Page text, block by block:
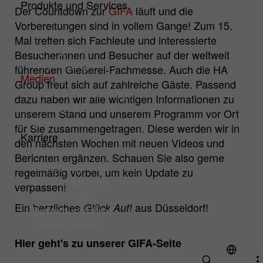
Produkte und Services
Produkte
Service
Spotlights
Verpackungen
Medien
News & Fachbeiträge
Messen & Events
Downloads
Karriere
Warum HA?
Stellenangebote
Berufserfahrene
Studierende
Bewerbungstipps
Der Countdown zurGIFA läuft und die
Vorbereitungen sind in vollem Gange! Zum 15.
Mal treffen sich Fachleute und interessierte
Besucherinnen und Besucher auf der weltweit
führenden Gießerei-Fachmesse. Auch die HA
Group freut sich auf zahlreiche Gäste. Passend
dazu haben wir alle wichtigen Informationen zu
unserem Stand und unserem Programm vor Ort
für Sie zusammengetragen. Diese werden wir in
den nächsten Wochen mit neuen Videos und
Berichten ergänzen. Schauen Sie also gerne
regelmäßig vorbei, um kein Update zu
verpassen!
Ein herzliches Glück Auf! aus Düsseldorf!
Hier geht's zu unserer GIFA-Seite
Name cookie_optin
Anbieter
Hüttenes-Albertus Chemische Werke
GmbH (HA Group)
Laufzeit 1 Jahr
Zweck
Zur dauerhaften Speicherung Ihrer
Cookie-Einstellungen auf unserer Website.
Cookie-Informationen anzeigen
Analyse Cookies
Cookies zur Verbesserung unseres Angebotes durch
Webanalyse-Tools.
Name mtm_consent
Anbieter
Hüttenes-Albertus Chemische Werke
GmbH (HA Group)
Laufzeit 13 Monate
Zur statistischen Auswertung setzt
GmbH (folgend HA Group) auf dieser
Analyse. Matomo ist deaktiviert, wenn Sie
unsere Webseite besuchen. Erst wenn Sie
Cookie-Informationen anzeigen